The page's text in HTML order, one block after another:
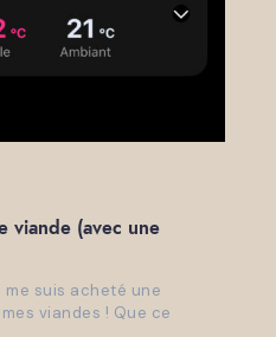
viande (avec une
suis acheté une
viandes ! Que ce